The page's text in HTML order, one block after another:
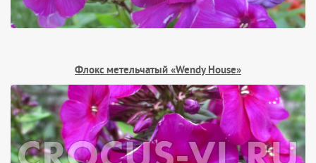
Флокс метельчатый «Wendy House»